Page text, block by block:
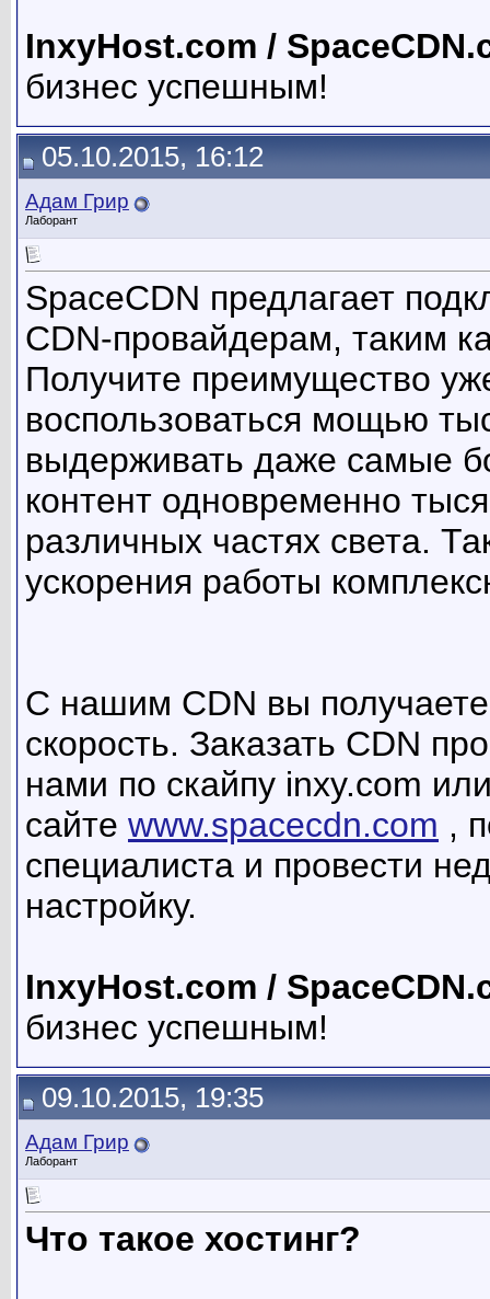
InxyHost.com /
бизнес успешным!
05.10.2015, 16:12
Адам Грир
Лаборант
SpaceCDN предлагает
CDN-провайдерам, таким
Получите преимущество
воспользоваться мощью
выдерживать даже самые
контент одновременно
различных частях света.
ускорения работы
С нашим CDN вы
скорость. Заказать CDN
нами по скайпу inxy.com
сайте www.spacecdn.com ,
специалиста и провести
настройку.
InxyHost.com /
бизнес успешным!
09.10.2015, 19:35
Адам Грир
Лаборант
Что такое хостинг?